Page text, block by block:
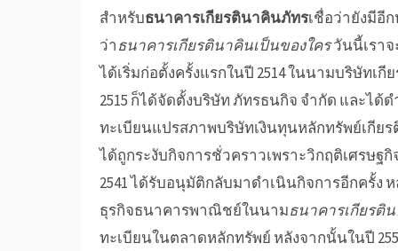
สำหรับธนาคารเกียรตินาคินภัทรเชื่อว่ายังมีอี
ว่าธนาคารเกียรตินาคินเป็นของใครวันนี้เรา
ได้เริ่มก่อตั้งครั้งแรกในปี 2514 ในนามบริษัทเ
2515 ก็ได้จัดตั้งบริษัท ภัทรธนกิจ จำกัด และได้
ทะเบียนแปรสภาพบริษัทเงินทุนหลักทรัพย์เกีย
ได้ถูกระงับกิจการชั่วคราวเพราะวิกฤติเศรษฐ
2541 ได้รับอนุมัติกลับมาดำเนินกิจการอีกครั้ง
ธุรกิจธนาคารพาณิชย์ในนามธนาคารเกียรติ
ทะเบียนในตลาดหลักทรัพย์ หลังจากนั้นในปี